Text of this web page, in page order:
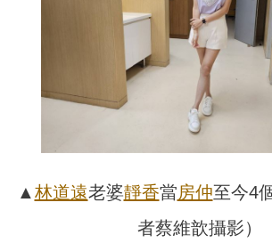
▲ 林道遠老婆靜香當房仲至今4
者蔡維歆攝影）